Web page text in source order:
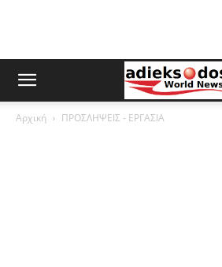
Αρχική ΠΡΟΣΛΗΨΕΙΣ - ΕΡΓΑΣΙΑ